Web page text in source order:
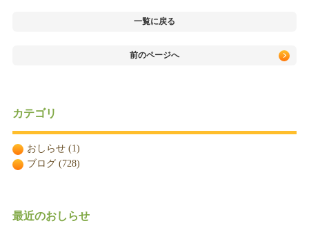
一覧に戻る
前のページへ
カテゴリ
おしらせ(1)
ブログ(728)
最近のおしらせ